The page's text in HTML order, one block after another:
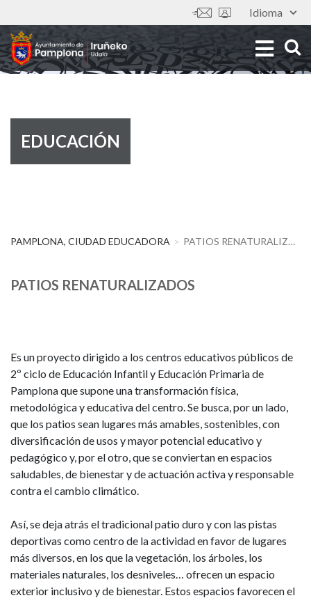
al
contenido
principal
Idioma
Tools
Imagen
EDUCACIÓN
PAMPLONA, CIUDAD EDUCADORA PATIOS RENATURALIZADOS
PATIOS RENATURALIZADOS
Es un proyecto dirigido a los centros educativos públicos de
2º ciclo de Educación Infantil y Educación Primaria de
Pamplona que supone una transformación física,
metodológica y educativa del centro. Se busca, por un lado,
que los patios sean lugares más amables, sostenibles, con
diversificación de usos y mayor potencial educativo y
pedagógico y, por el otro, que se conviertan en espacios
saludables, de bienestar y de actuación activa y responsable
contra el cambio climático.
Así, se deja atrás el tradicional patio duro y con las pistas
deportivas como centro de la actividad en favor de lugares
más diversos, en los que la vegetación, los árboles, los
materiales naturales, los desniveles… ofrecen un espacio
exterior inclusivo y de bienestar. Estos espacios favorecen el